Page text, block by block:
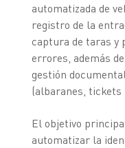
automatizada de
registro de la
captura de taras y
errores, además
gestión
(albaranes, tickets
El objetivo
automatizar la